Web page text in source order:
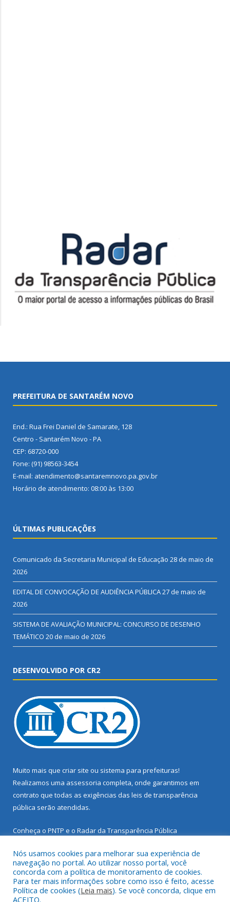
PREFEITURA DE SANTARÉM NOVO
End.: Rua Frei Daniel de Samarate, 128
Centro - Santarém Novo - PA
CEP: 68720-000
Fone: (91) 98563-3454
E-mail: atendimento@santaremnovo.pa.gov.br
Horário de atendimento: 08:00 às 13:00
ÚLTIMAS PUBLICAÇÕES
Comunicado da Secretaria Municipal de Educação 28 de maio de
2026
EDITAL DE CONVOCAÇÃO DE AUDIÊNCIA PÚBLICA27 de maio de
2026
SISTEMA DE AVALIAÇÃO MUNICIPAL: CONCURSO DE DESENHO
TEMÁTICO 20 de maio de 2026
DESENVOLVIDO POR CR2
Muito mais que criar site ou sistema para prefeituras!
Realizamos uma assessoria completa, onde garantimos em
contrato que todas as exigências das leis de transparência
pública serão atendidas.
Conheça o PNTP e o Radar da Transparência Pública
Todos os direitos reservados a Prefeitura Municipal de Santarém
Novo.
Nós usamos cookies para melhorar sua experiência de
navegação no portal. Ao utilizar nosso portal, você
concorda com a política de monitoramento de cookies.
Para ter mais informações sobre como isso é feito, acesse
Política de cookies (Leia mais). Se você concorda, clique em
ACEITO.